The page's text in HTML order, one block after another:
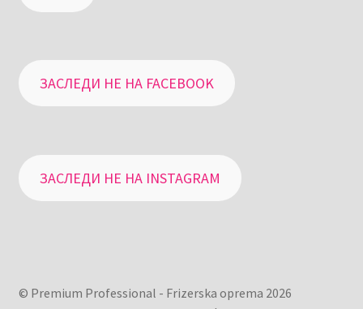
ЗАСЛЕДИ НЕ НА FACEBOOK
ЗАСЛЕДИ НЕ НА INSTAGRAM
© Premium Professional - Frizerska oprema 2026